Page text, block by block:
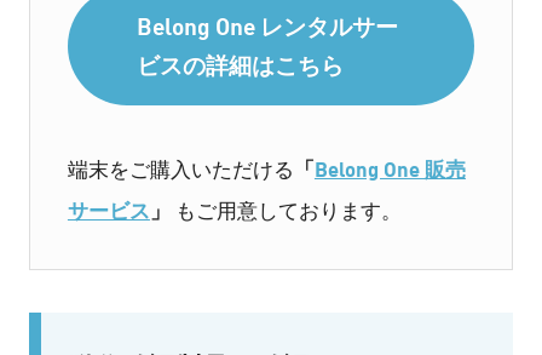
Belong One レンタルサー
ビスの詳細はこちら
端末をご購入いただける 「Belong One 販売
サービス 」 もご用意しております。